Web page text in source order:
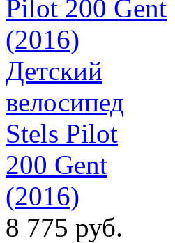
Детский
велосипед
Stels Pilot
200 Gent
(2016)
8 775 руб.